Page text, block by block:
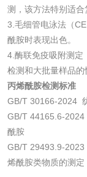
测，该方法特别适合
3.毛细管电泳法（
酰胺时表现出色。
4.酶联免疫吸附测定
检测和大批量样品的
丙烯酰胺检测标准
GB/T 30166-2024
GB/T 44165.6-2024
酰胺
GB/T 29493.9-
烯酰胺类物质的测定